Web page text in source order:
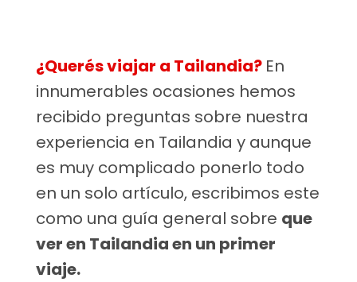
¿Querés viajar a Tailandia? En
innumerables ocasiones hemos
recibido preguntas sobre nuestra
experiencia en Tailandia y aunque
es muy complicado ponerlo todo
en un solo artículo, escribimos este
como una guía general sobre que
ver en Tailandia en un primer
viaje.